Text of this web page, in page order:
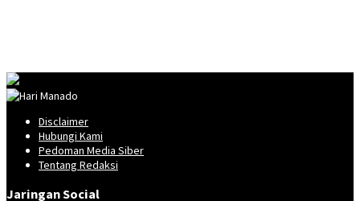
Disclaimer
Hubungi Kami
Pedoman Media Siber
Tentang Redaksi
Jaringan Social